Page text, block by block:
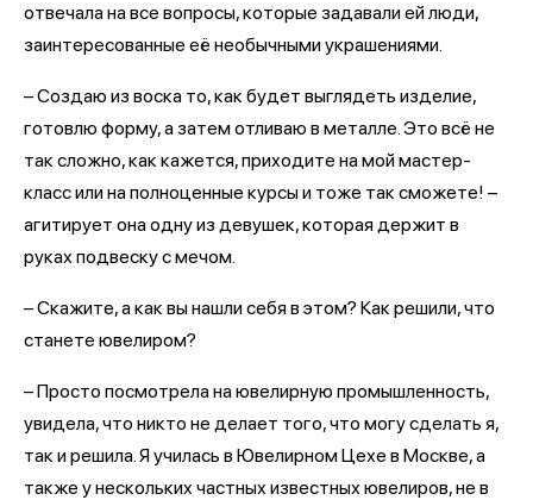
отвечала на все вопросы, которые задавали ей люди,
заинтересованные её необычными украшениями.
– Создаю из воска то, как будет выглядеть изделие,
готовлю форму, а затем отливаю в металле. Это всё не
так сложно, как кажется, приходите на мой мастер-
класс или на полноценные курсы и тоже так сможете! –
агитирует она одну из девушек, которая держит в
руках подвеску с мечом.
– Скажите, а как вы нашли себя в этом? Как решили, что
станете ювелиром?
– Просто посмотрела на ювелирную промышленность,
увидела, что никто не делает того, что могу сделать я,
так и решила. Я училась в Ювелирном Цехе в Москве, а
также у нескольких частных известных ювелиров, не в